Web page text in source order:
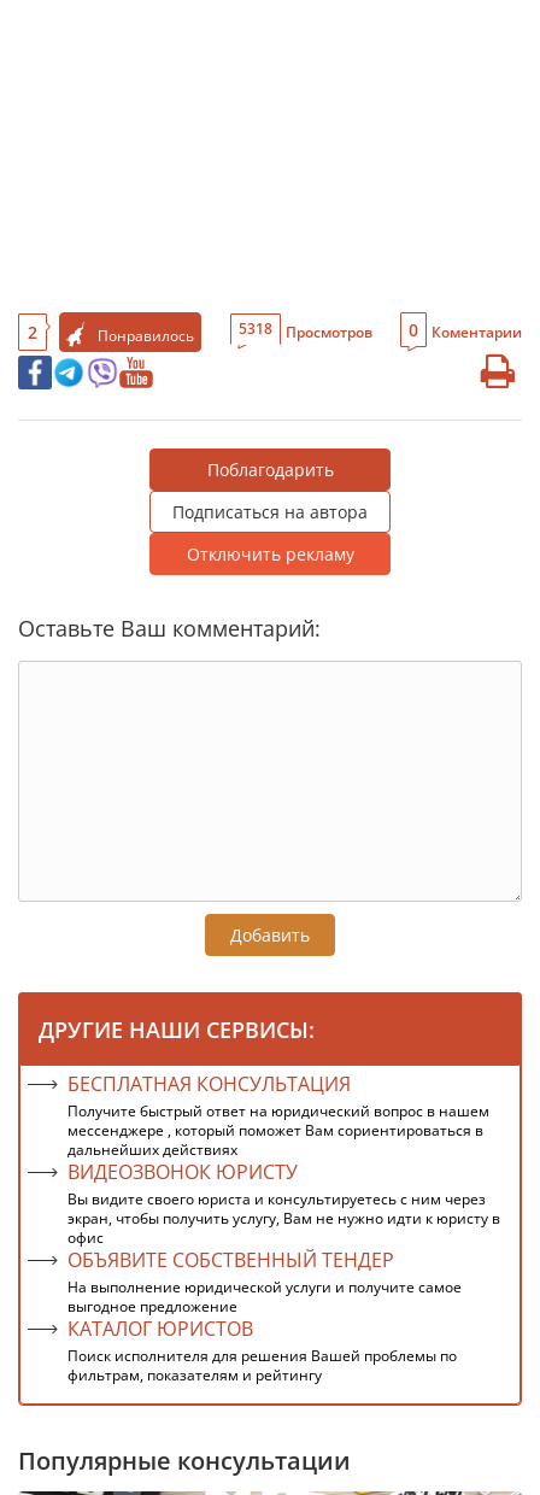
2 Понравилось 5318 Просмотров 0 Коментарии
Поблагодарить
Подписаться на автора
Отключить рекламу
Оставьте Ваш комментарий:
Добавить
ДРУГИЕ НАШИ СЕРВИСЫ:
БЕСПЛАТНАЯ КОНСУЛЬТАЦИЯ
Получите быстрый ответ на юридический вопрос в нашем
мессенджере , который поможет Вам сориентироваться в
дальнейших действиях
ВИДЕОЗВОНОК ЮРИСТУ
Вы видите своего юриста и консультируетесь с ним через
экран, чтобы получить услугу, Вам не нужно идти к юристу в
офис
ОБЪЯВИТЕ СОБСТВЕННЫЙ ТЕНДЕР
На выполнение юридической услуги и получите самое
выгодное предложение
КАТАЛОГ ЮРИСТОВ
Поиск исполнителя для решения Вашей проблемы по
фильтрам, показателям и рейтингу
Популярные консультации